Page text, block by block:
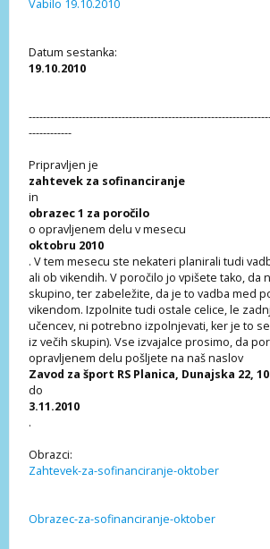
Vabilo 19.10.2010
Datum sestanka:
19.10.2010
------------
Pripravljen je
zahtevek za sofinanciranje
in
obrazec 1 za poročilo
o opravljenem delu v mesecu
oktobru 2010
. V tem mesecu ste nekateri planirali tudi
ali ob vikendih. V poročilo jo vpišete tako, da
skupino, ter zabeležite, da je to vadba med
vikendom. Izpolnite tudi ostale celice, le
učencev, ni potrebno izpolnjevati, ker je to
iz večih skupin). Vse izvajalce prosimo, da
opravljenem delu pošljete na naš naslov
Zavod za šport RS Planica, Dunajska 22,
do
3.11.2010
.
Obrazci:
Zahtevek-za-sofinanciranje-oktober
Obrazec-za-sofinanciranje-oktober